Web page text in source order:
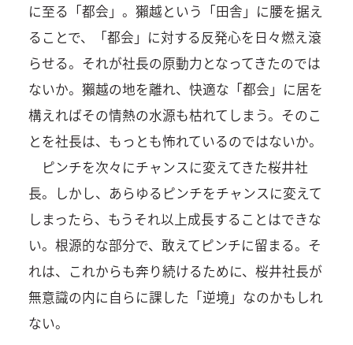
に至る「都会」。獺越という「田舎」に腰を据え
ることで、「都会」に対する反発心を日々燃え滾
らせる。それが社長の原動力となってきたのでは
ないか。獺越の地を離れ、快適な「都会」に居を
構えればその情熱の水源も枯れてしまう。そのこ
とを社長は、もっとも怖れているのではないか。
ピンチを次々にチャンスに変えてきた桜井社
長。しかし、あらゆるピンチをチャンスに変えて
しまったら、もうそれ以上成長することはできな
い。根源的な部分で、敢えてピンチに留まる。そ
れは、これからも奔り続けるために、桜井社長が
無意識の内に自らに課した「逆境」なのかもしれ
ない。